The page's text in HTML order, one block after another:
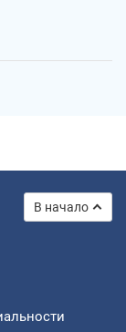
В начало